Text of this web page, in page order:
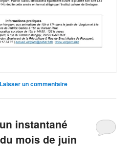
Laisser un commentaire
instantané
mois de juin